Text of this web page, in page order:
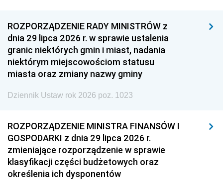
ROZPORZĄDZENIE RADY MINISTRÓW z
dnia 29 lipca 2026 r. w sprawie ustalenia
granic niektórych gmin i miast, nadania
niektórym miejscowościom statusu
miasta oraz zmiany nazwy gminy
Dziennik Ustaw rok 2026 poz. 1023
ROZPORZĄDZENIE MINISTRA FINANSÓW I
GOSPODARKI z dnia 29 lipca 2026 r.
zmieniające rozporządzenie w sprawie
klasyfikacji części budżetowych oraz
określenia ich dysponentów